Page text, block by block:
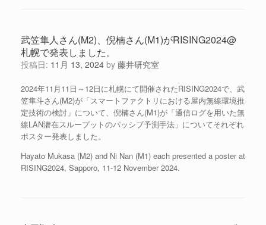
武笠隼人さん(M2)、倪楠さん(M1)がRISING2024@
札幌で発表しました。
投稿日: 11月 13, 2024 by 藤井研究室
2024年11月11日～12日に札幌にて開催されたRISING2024で、武
笠隼斗さん(M2)が「スマートファクトリにおける屋内無線環境推
定技術の検討」について、倪楠さん(M1)が「通信ログを用いた無
線LAN潜在スループットのパッシブ予測手法」についてそれぞれ
ポスター発表しました。
Hayato Mukasa (M2) and Ni Nan (M1) each presented a poster at
RISING2024, Sapporo, 11-12 November 2024.